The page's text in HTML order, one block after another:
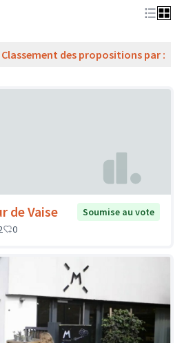
Classement des propositions par :
de Vaise
Soumise au vote
0